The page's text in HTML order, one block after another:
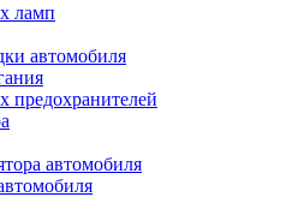
ламп
автомобиля
предохранителей
автомобиля